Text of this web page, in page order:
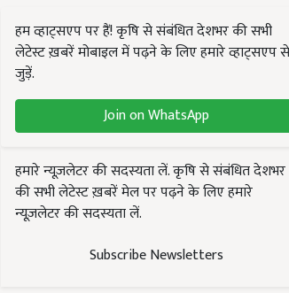
हम व्हाट्सएप पर हैं! कृषि से संबंधित देशभर की सभी
लेटेस्ट ख़बरें मोबाइल में पढ़ने के लिए हमारे व्हाट्सएप से
जुड़ें.
Join on WhatsApp
हमारे न्यूज़लेटर की सदस्यता लें. कृषि से संबंधित देशभर
की सभी लेटेस्ट ख़बरें मेल पर पढ़ने के लिए हमारे
न्यूज़लेटर की सदस्यता लें.
Subscribe Newsletters